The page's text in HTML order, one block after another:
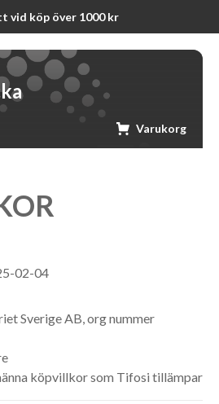
vid köp över 1000 kr
Varukorg
02-04
Sverige AB, org nummer
köpvillkor som Tifosi tillämpar